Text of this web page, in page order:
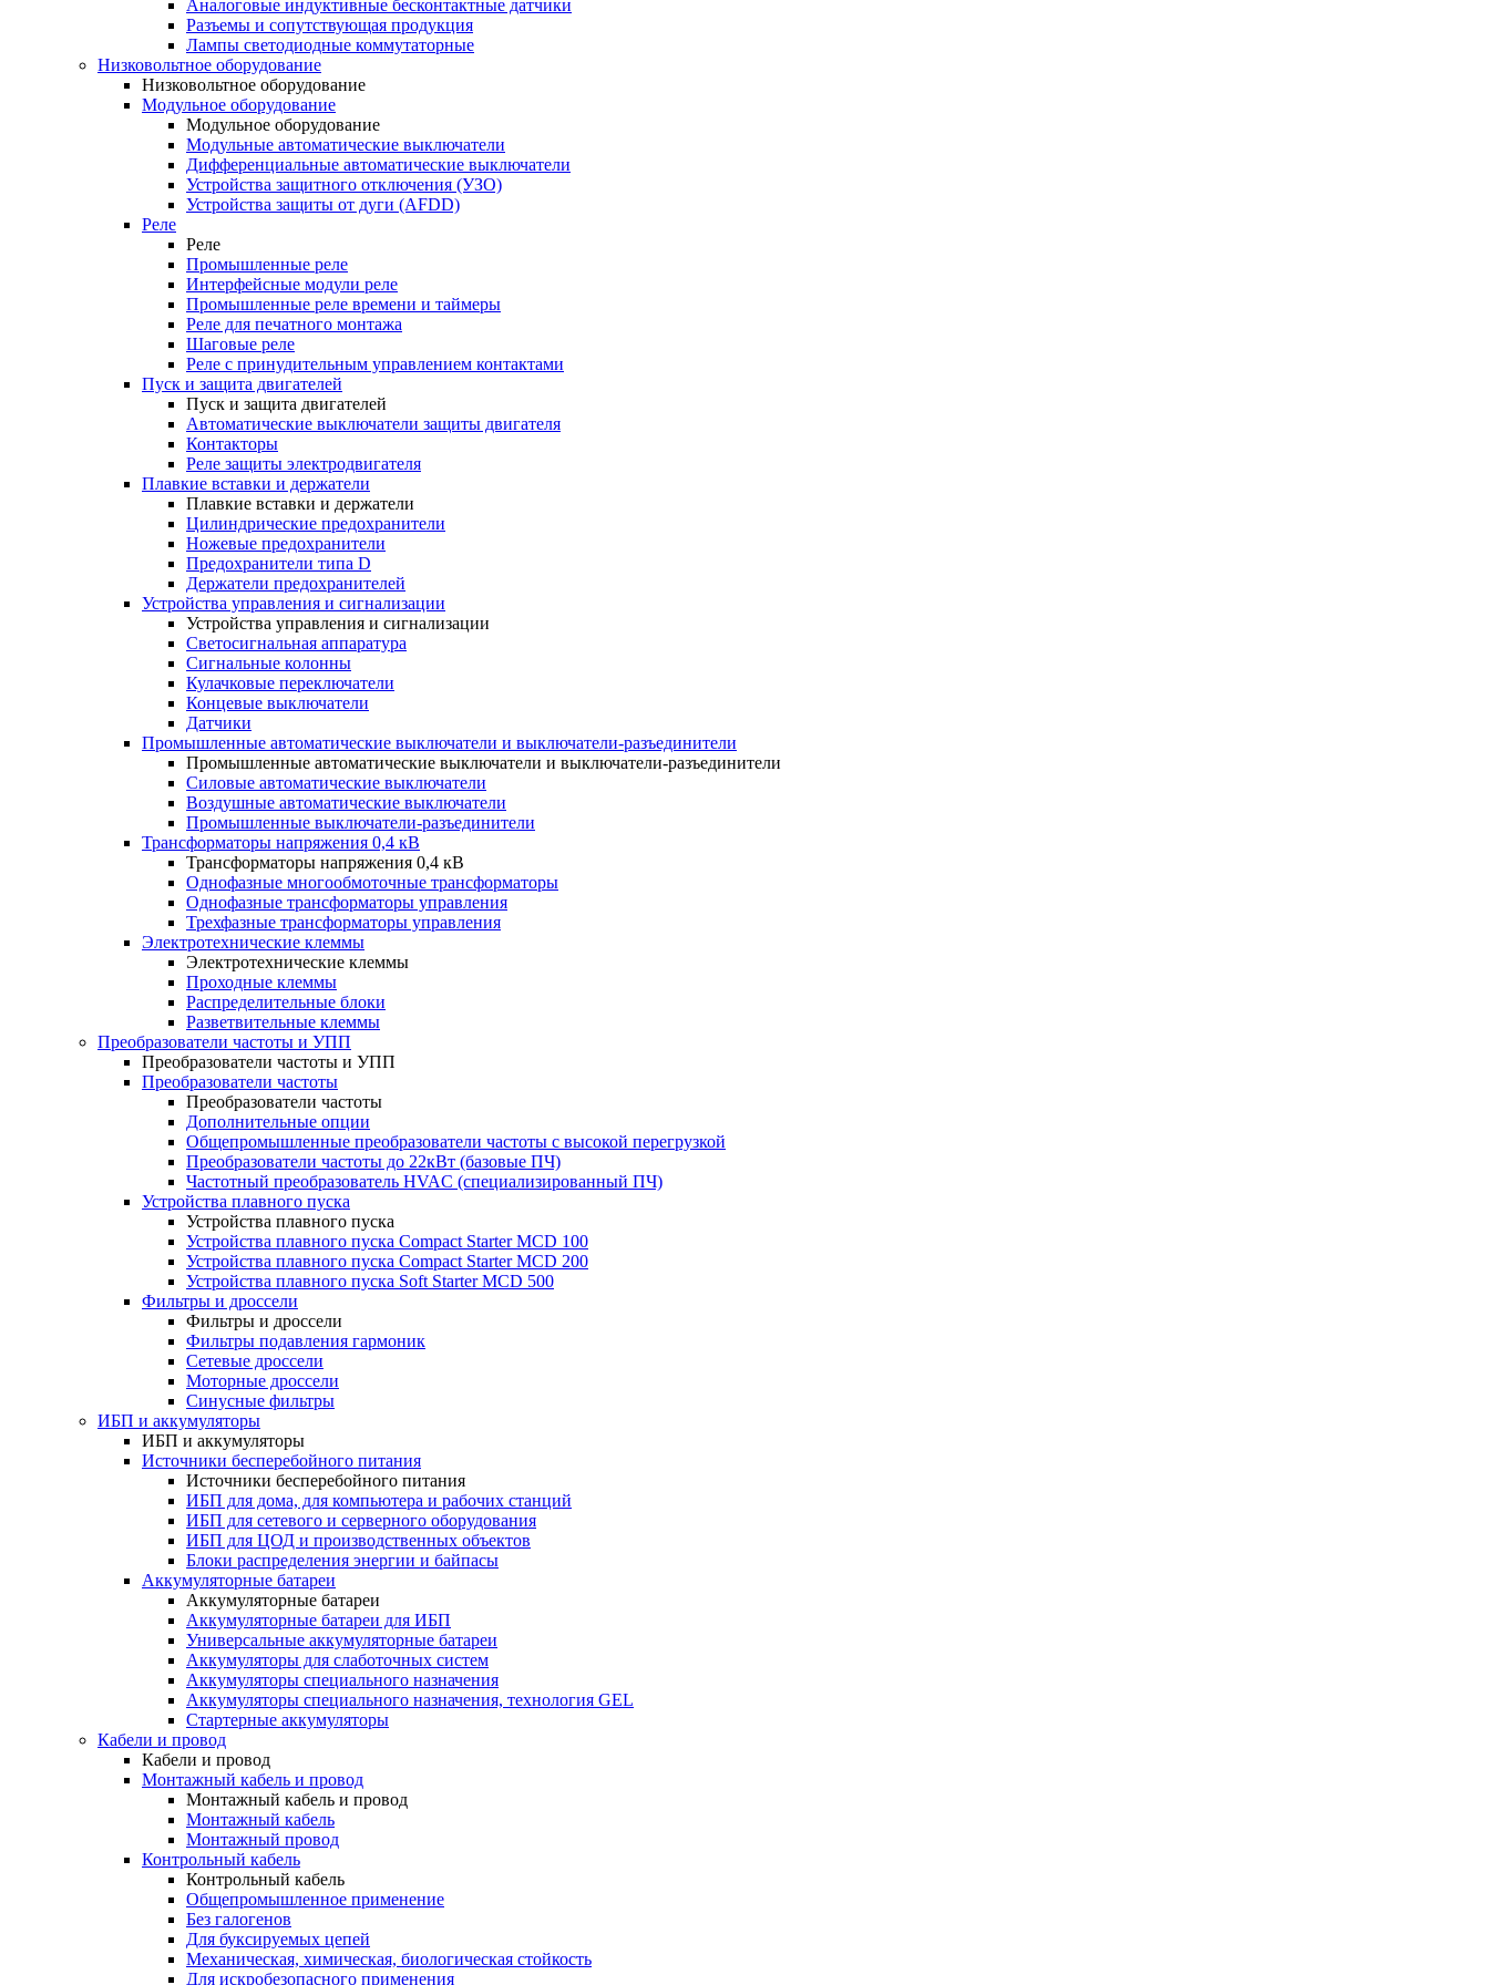
Аналоговые индуктивные бесконтактные датчики
Разъемы и сопутствующая продукция
Лампы светодиодные коммутаторные
Низковольтное оборудование
Низковольтное оборудование
Модульное оборудование
Модульное оборудование
Модульные автоматические выключатели
Дифференциальные автоматические выключатели
Устройства защитного отключения (УЗО)
Устройства защиты от дуги (AFDD)
Реле
Реле
Промышленные реле
Интерфейсные модули реле
Промышленные реле времени и таймеры
Реле для печатного монтажа
Шаговые реле
Реле с принудительным управлением контактами
Пуск и защита двигателей
Пуск и защита двигателей
Автоматические выключатели защиты двигателя
Контакторы
Реле защиты электродвигателя
Плавкие вставки и держатели
Плавкие вставки и держатели
Цилиндрические предохранители
Ножевые предохранители
Предохранители типа D
Держатели предохранителей
Устройства управления и сигнализации
Устройства управления и сигнализации
Светосигнальная аппаратура
Сигнальные колонны
Кулачковые переключатели
Концевые выключатели
Датчики
Промышленные автоматические выключатели и выключатели-разъединители
Промышленные автоматические выключатели и выключатели-разъединители
Силовые автоматические выключатели
Воздушные автоматические выключатели
Промышленные выключатели-разъединители
Трансформаторы напряжения 0,4 кВ
Трансформаторы напряжения 0,4 кВ
Однофазные многообмоточные трансформаторы
Однофазные трансформаторы управления
Трехфазные трансформаторы управления
Электротехнические клеммы
Электротехнические клеммы
Проходные клеммы
Распределительные блоки
Разветвительные клеммы
Преобразователи частоты и УПП
Преобразователи частоты и УПП
Преобразователи частоты
Преобразователи частоты
Дополнительные опции
Общепромышленные преобразователи частоты с высокой перегрузкой
Преобразователи частоты до 22кВт (базовые ПЧ)
Частотный преобразователь HVAC (специализированный ПЧ)
Устройства плавного пуска
Устройства плавного пуска
Устройства плавного пуска Compact Starter MCD 100
Устройства плавного пуска Compact Starter MCD 200
Устройства плавного пуска Soft Starter MCD 500
Фильтры и дроссели
Фильтры и дроссели
Фильтры подавления гармоник
Сетевые дроссели
Моторные дроссели
Синусные фильтры
ИБП и аккумуляторы
ИБП и аккумуляторы
Источники бесперебойного питания
Источники бесперебойного питания
ИБП для дома, для компьютера и рабочих станций
ИБП для сетевого и серверного оборудования
ИБП для ЦОД и производственных объектов
Блоки распределения энергии и байпасы
Аккумуляторные батареи
Аккумуляторные батареи
Аккумуляторные батареи для ИБП
Универсальные аккумуляторные батареи
Аккумуляторы для слаботочных систем
Аккумуляторы специального назначения
Аккумуляторы специального назначения, технология GEL
Стартерные аккумуляторы
Кабели и провод
Кабели и провод
Монтажный кабель и провод
Монтажный кабель и провод
Монтажный кабель
Монтажный провод
Контрольный кабель
Контрольный кабель
Общепромышленное применение
Без галогенов
Для буксируемых цепей
Механическая, химическая, биологическая стойкость
Для искробезопасного применения